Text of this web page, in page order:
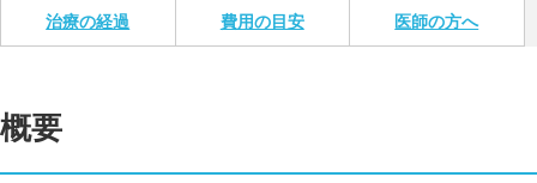
治療の経過 費用の目安 医師の方へ
概要